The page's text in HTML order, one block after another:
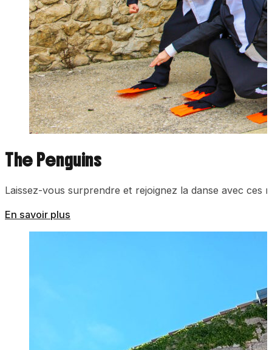
The Penguins
Laissez-vous surprendre et rejoignez la danse avec ces
En savoir plus